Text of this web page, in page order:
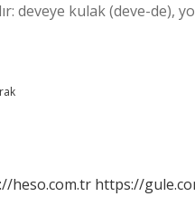
deveye kulak (deve-
heso.com.tr https://